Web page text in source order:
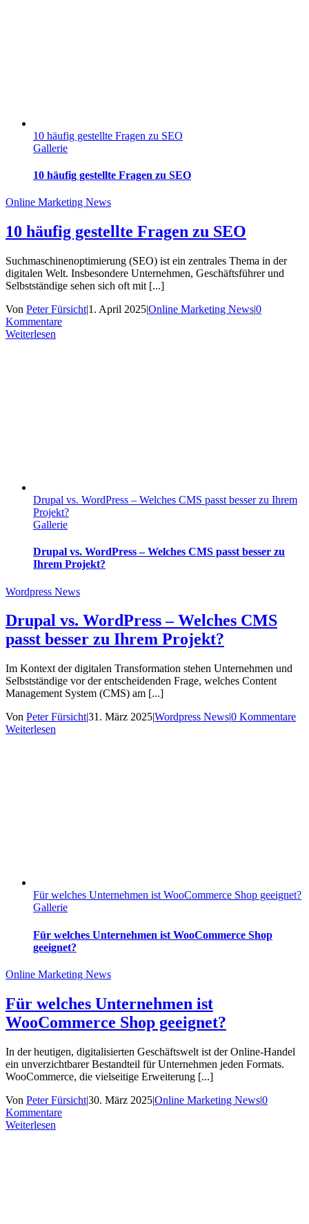
10 häufig gestellte Fragen zu SEO
Gallerie
10 häufig gestellte Fragen zu SEO
Online Marketing News
10 häufig gestellte Fragen zu SEO
Suchmaschinenoptimierung (SEO) ist ein zentrales Thema in der
digitalen Welt. Insbesondere Unternehmen, Geschäftsführer und
Selbstständige sehen sich oft mit [...]
Von Peter Fürsicht|1. April 2025|Online Marketing News|0
Kommentare
Weiterlesen
Drupal vs. WordPress – Welches CMS passt besser zu Ihrem
Projekt?
Gallerie
Drupal vs. WordPress – Welches CMS passt besser zu
Ihrem Projekt?
Wordpress News
Drupal vs. WordPress – Welches CMS
passt besser zu Ihrem Projekt?
Im Kontext der digitalen Transformation stehen Unternehmen und
Selbstständige vor der entscheidenden Frage, welches Content
Management System (CMS) am [...]
Von Peter Fürsicht|31. März 2025|Wordpress News|0 Kommentare
Weiterlesen
Für welches Unternehmen ist WooCommerce Shop geeignet?
Gallerie
Für welches Unternehmen ist WooCommerce Shop
geeignet?
Online Marketing News
Für welches Unternehmen ist
WooCommerce Shop geeignet?
In der heutigen, digitalisierten Geschäftswelt ist der Online-Handel
ein unverzichtbarer Bestandteil für Unternehmen jeden Formats.
WooCommerce, die vielseitige Erweiterung [...]
Von Peter Fürsicht|30. März 2025|Online Marketing News|0
Kommentare
Weiterlesen